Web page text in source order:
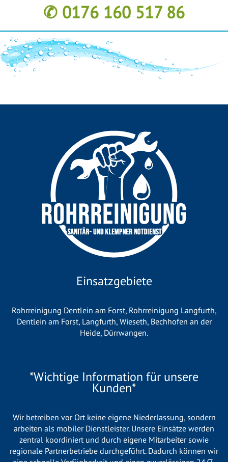
✆ 0176 160 517 86
Einsatzgebiete
Rohrreinigung Dentlein am Forst, Rohrreinigung Langfurth,
Dentlein am Forst, Langfurth, Wieseth, Bechhofen an der
Heide, Dürrwangen.
*Wichtige Information für unsere
Kunden*
Wir betreiben vor Ort keine eigene Niederlassung, sondern
arbeiten als mobiler Dienstleister. Unsere Einsätze werden
zentral koordiniert und durch eigene Mitarbeiter sowie
regionale Partnerbetriebe durchgeführt. Dadurch können wir